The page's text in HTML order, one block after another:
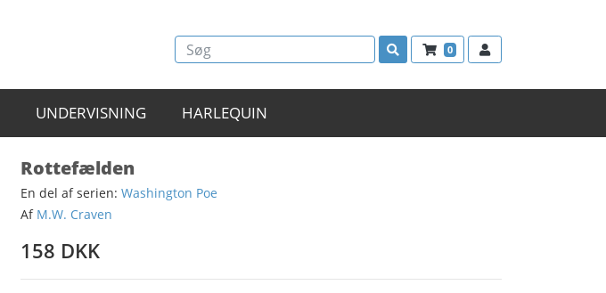
0
UNDERVISNING HARLEQUIN
Rottefælden
En del af serien: Washington Poe
Af M.W. Craven
158 DKK